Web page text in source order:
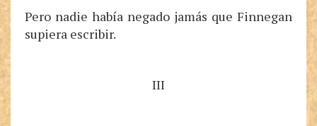
Pero nadie había negado jamás que Finnegan
supiera escribir.
III